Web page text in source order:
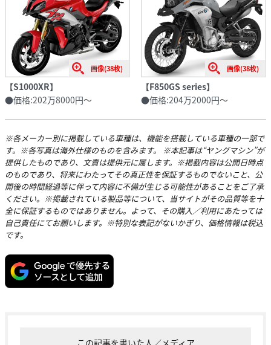
画像(38枚)
【S1000XR】
●価格:202万8000円〜
画像(38枚)
【F850GS series】
●価格:204万2000円〜
※各メーカー別に掲載している車種は、機能を搭載している車種の一部で
す。※各写真は海外仕様のものを含みます。 ※本記事は“ヤングマシン”が
提供したものであり、文責は提供元に属します。※掲載内容は公開日時点
のものであり、将来にわたってその真正性を保証するものでないこと、公
開後の時間経過等に伴って内容に不備が生じる可能性があることをご了承
ください。※掲載されている製品等について、当サイトがその品質等を十
全に保証するものではありません。よって、その購入／利用にあたっては
自己責任にてお願いします。※特別な表記がないかぎり、価格情報は税込
です。